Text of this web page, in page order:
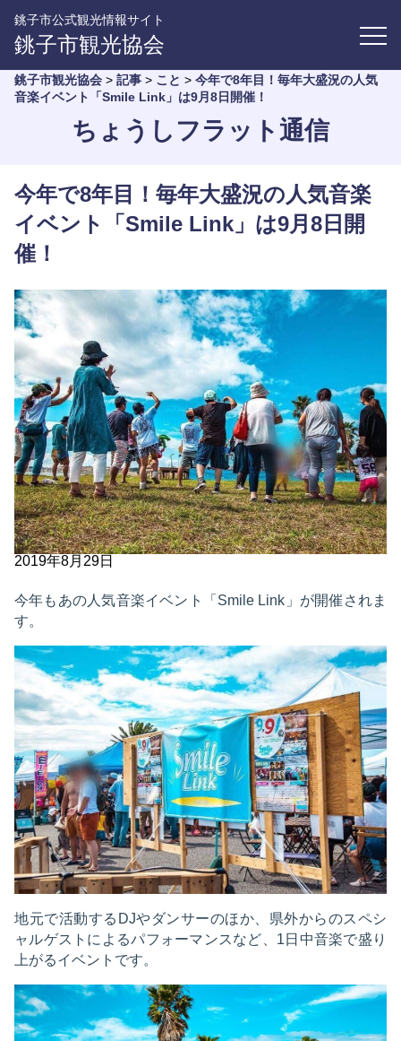
銚子市公式観光情報サイト
銚子市観光協会
銚子市観光協会 > 記事 > こと > 今年で8年目！毎年大盛況の人気
音楽イベント「Smile Link」は9月8日開催！
ちょうしフラット通信
今年で8年目！毎年大盛況の人気音楽
イベント「Smile Link」は9月8日開
催！
2019年8月29日
今年もあの人気音楽イベント「Smile Link」が開催されま
す。
地元で活動するDJやダンサーのほか、県外からのスペシ
ャルゲストによるパフォーマンスなど、1日中音楽で盛り
上がるイベントです。